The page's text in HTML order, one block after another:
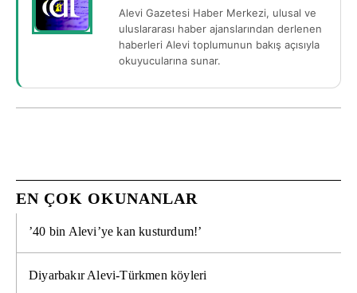
Alevi Gazetesi Haber Merkezi, ulusal ve
uluslararası haber ajanslarından derlenen
haberleri Alevi toplumunun bakış açısıyla
okuyucularına sunar.
EN ÇOK OKUNANLAR
’40 bin Alevi’ye kan kusturdum!’
Diyarbakır Alevi-Türkmen köyleri